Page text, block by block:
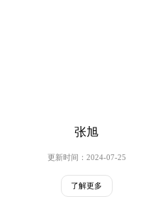
张旭
更新时间：2024-07-25
了解更多